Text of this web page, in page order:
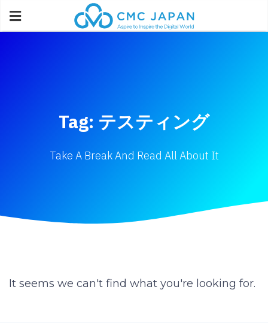
Tag: テスティング
Take A Break And Read All About It
It seems we can't find what you're looking for.